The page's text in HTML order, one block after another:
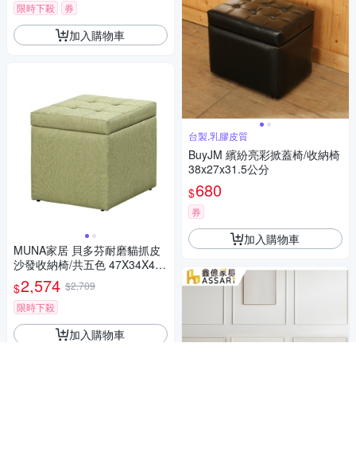
限時下殺 券
加入購物車
MUNA家居 貝多芬耐磨貓抓皮
沙發收納椅/共五色 47X34X44c
m
$2,574 $2,709
限時下殺
加入購物車
台製,乳膠皮質
BuyJM 繽紛亮彩掀蓋椅/收納椅
38x27x31.5公分
$680
券
加入購物車